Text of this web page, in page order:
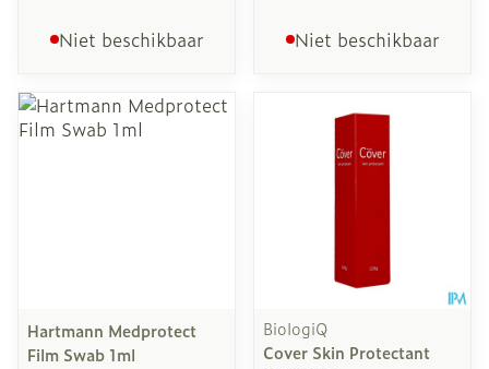
Niet beschikbaar Niet beschikbaar
Hartmann Medprotect
Film Swab 1ml
BiologiQ
Cover Skin Protectant